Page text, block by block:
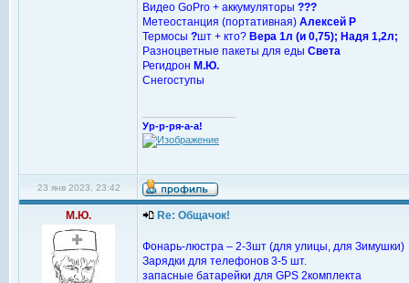
Видео GoPro + аккумуляторы ???
Метеостанция (портативная) Алексей Р
Термосы ?шт + кто? Вера 1л (и 0,75); Надя 1,2л;
Разноцветные пакеты для еды Света
Регидрон М.Ю.
Снегоступы
Ур-р-ря-а-а!
23 янв 2023, 23:42
М.Ю. Re: Общачок!
Фонарь-люстра – 2-3шт (для улицы, для Зимушки)
Зарядки для телефонов 3-5 шт.
запасные батарейки для GPS 2комплекта